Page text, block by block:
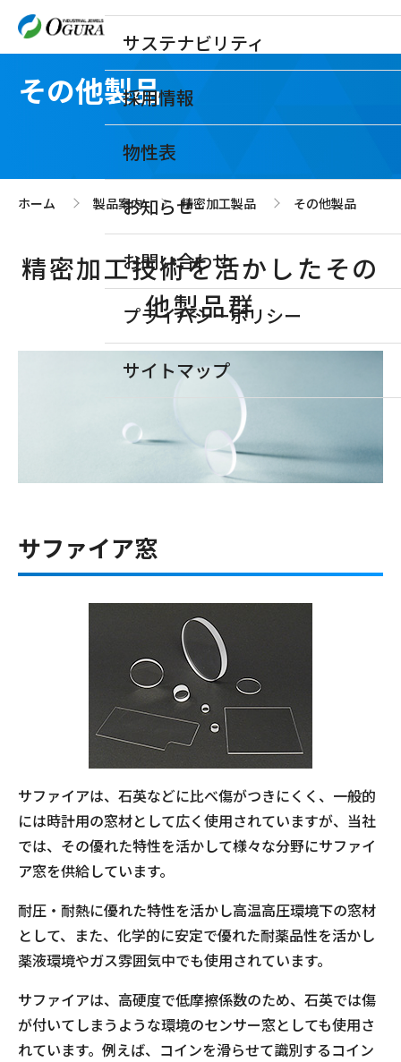
サステナビリティ
採用情報
物性表
お知らせ
お問い合わせ
プライバシーポリシー
サイトマップ
その他製品
ホーム >
製品案内 >
精密加工製品 >
その他製品
精密加工技術を活かしたその
他製品群
サファイア窓
サファイアは、石英などに比べ傷がつきにくく、一般的
には時計用の窓材として広く使用されていますが、当社
では、その優れた特性を活かして様々な分野にサファイ
ア窓を供給しています。
耐圧・耐熱に優れた特性を活かし高温高圧環境下の窓材
として、また、化学的に安定で優れた耐薬品性を活かし
薬液環境やガス雰囲気中でも使用されています。
サファイアは、高硬度で低摩擦係数のため、石英では傷
が付いてしまうような環境のセンサー窓としても使用さ
れています。例えば、コインを滑らせて識別するコイン